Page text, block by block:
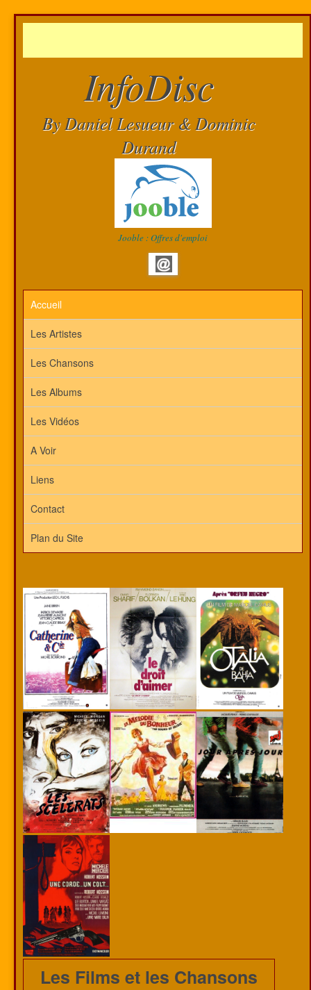
InfoDisc
By Daniel Lesueur & Dominic
Durand
Jooble : Offres d'emploi
Accueil
Les Artistes
Les Chansons
Les Albums
Les Vidéos
A Voir
Liens
Contact
Plan du Site
Les Films et les Chansons